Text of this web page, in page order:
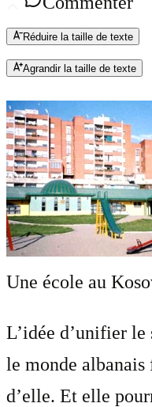
Réduire la taille de texte
Agrandir la taille de texte
Une école au
L’idée d’unifier
le monde
d’elle. Et elle